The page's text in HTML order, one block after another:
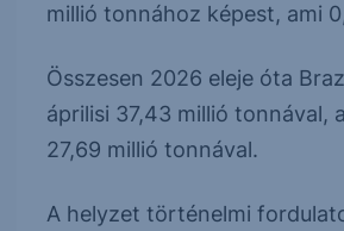
millió tonnához képest, ami
Összesen 2026 eleje óta
áprilisi 37,43 millió tonnával,
27,69 millió tonnával.
A helyzet történelmi